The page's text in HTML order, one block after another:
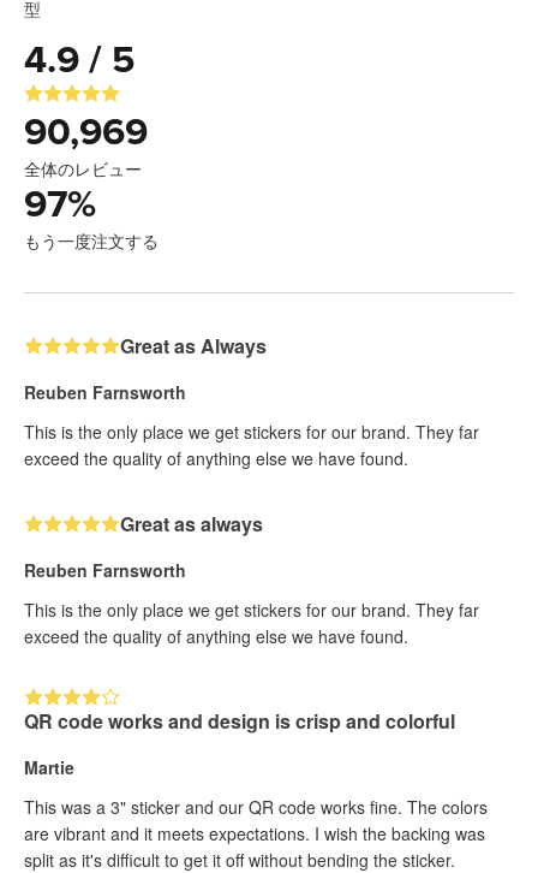
4.9 / 5
90,969
全体のレビュー
97%
もう一度注文する
Great as Always
Reuben Farnsworth
This is the only place we get stickers for our brand. They far
exceed the quality of anything else we have found.
Great as always
Reuben Farnsworth
This is the only place we get stickers for our brand. They far
exceed the quality of anything else we have found.
QR code works and design is crisp and colorful
Martie
This was a 3" sticker and our QR code works fine. The colors
are vibrant and it meets expectations. I wish the backing was
split as it's difficult to get it off without bending the sticker.